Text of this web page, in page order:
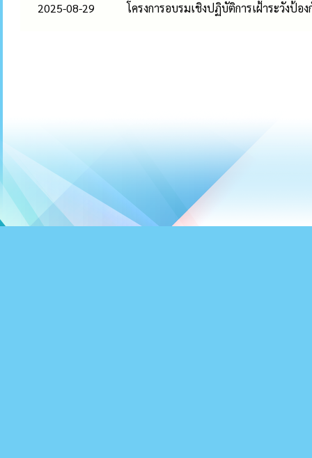
2025-08-29
โครงการอบรมเชิงปฏิบัติการเฝ้าระวังป้